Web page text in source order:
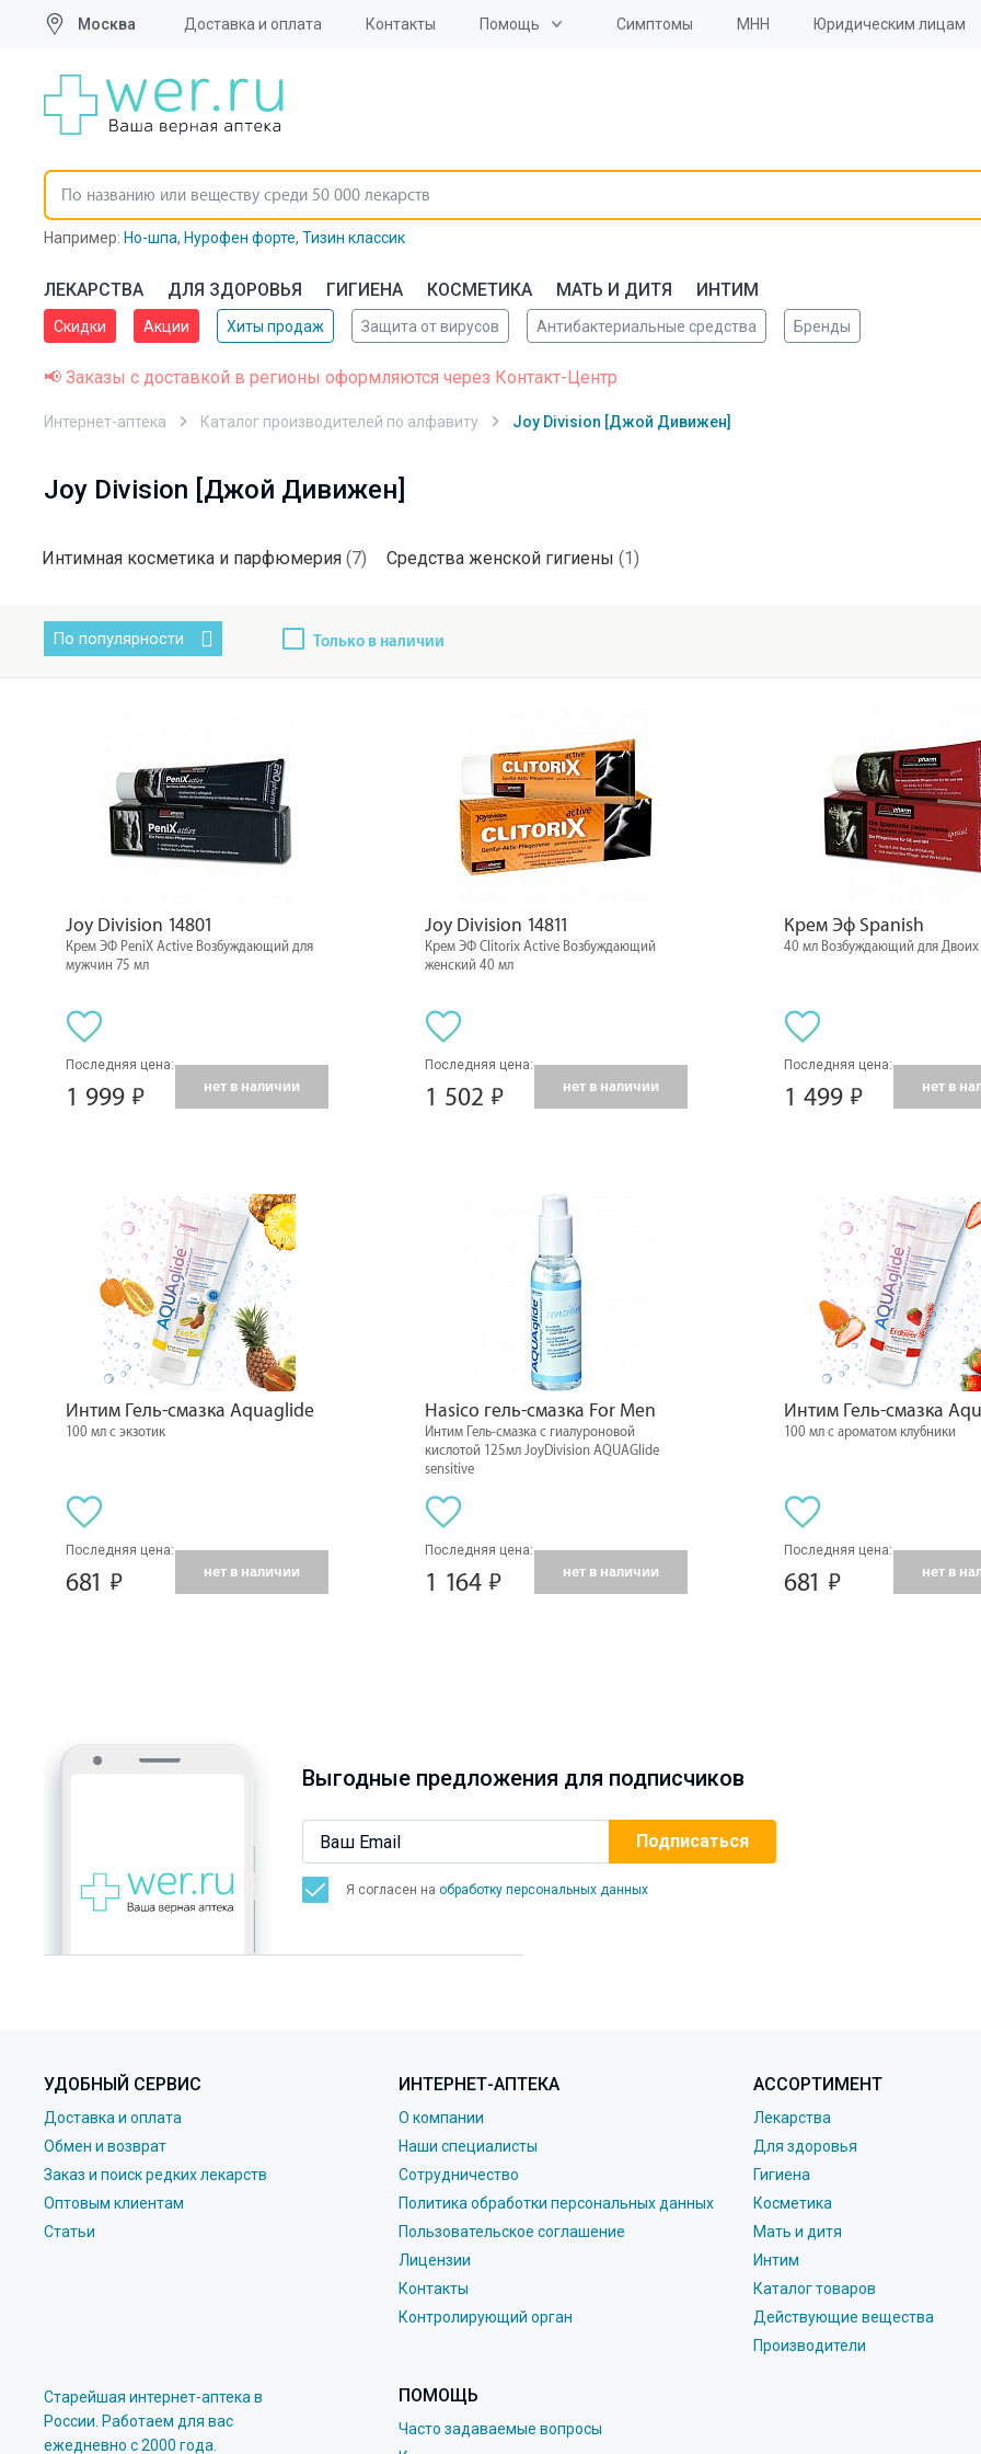
Москва Доставка и оплата Контакты Помощь Симптомы МНН Юридическим лицам
Например: Но-шпа, Нурофен форте, Тизин классик
ЛЕКАРСТВА ДЛЯ ЗДОРОВЬЯ ГИГИЕНА КОСМЕТИКА МАТЬ И ДИТЯ ИНТИМ
Скидки Акции Хиты продаж Защита от вирусов Антибактериальные средства Бренды
📢 Заказы с доставкой в регионы оформляются через Контакт-Центр
Интернет-аптека Каталог производителей по алфавиту Joy Division [Джой Дивижен]
Joy Division [Джой Дивижен]
Интимная косметика и парфюмерия (7) Средства женской гигиены (1)
По популярности Только в наличии
Joy Division 14801
Крем ЭФ PeniX Active Возбуждающий для
мужчин 75 мл
Последняя цена:
1 999 нет в наличии
Joy Division 14811
Крем ЭФ Clitorix Active Возбуждающий
женский 40 мл
Последняя цена:
1 502 нет в наличии
Крем Эф Spanish
40 мл Возбуждающий для
Последняя цена:
1 499 нет в
Интим Гель-смазка Aquaglide
100 мл с экзотик
Последняя цена:
681 нет в наличии
Hasico гель-смазка For Men
Интим Гель-смазка с гиалуроновой
кислотой 125мл JoyDivision AQUAGlide
sensitive
Последняя цена:
1 164 нет в наличии
Интим Гель-смазка
100 мл с ароматом клубники
Последняя цена:
681 нет в
Выгодные предложения для подписчиков
Я согласен на обработку персональных данных
УДОБНЫЙ СЕРВИС
Доставка и оплата
Обмен и возврат
Заказ и поиск редких лекарств
Оптовым клиентам
Статьи
ИНТЕРНЕТ-АПТЕКА
О компании
Наши специалисты
Сотрудничество
Политика обработки персональных данных
Пользовательское соглашение
Лицензии
Контакты
Контролирующий орган
АССОРТИМЕНТ
Лекарства
Для здоровья
Гигиена
Косметика
Мать и дитя
Интим
Каталог товаров
Действующие вещества
Производители
Старейшая интернет-аптека в
России. Работаем для вас
eжедневно с 2000 года.
ПОМОЩЬ
Часто задаваемые вопросы